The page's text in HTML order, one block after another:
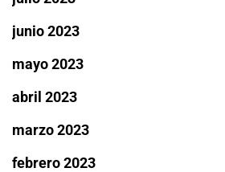
junio 2023
mayo 2023
abril 2023
marzo 2023
febrero 2023